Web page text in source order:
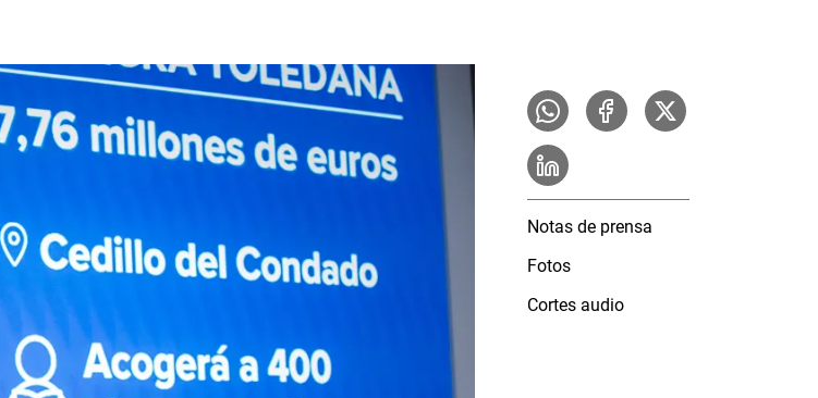
Notas de prensa
Fotos
Cortes audio